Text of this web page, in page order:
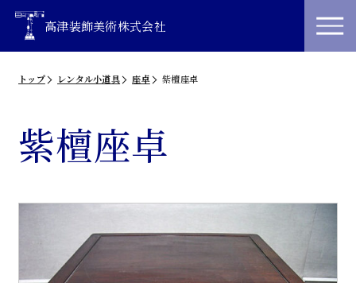
高津装飾美術株式会社
トップ レンタル小道具 座卓 紫檀座卓
紫檀座卓